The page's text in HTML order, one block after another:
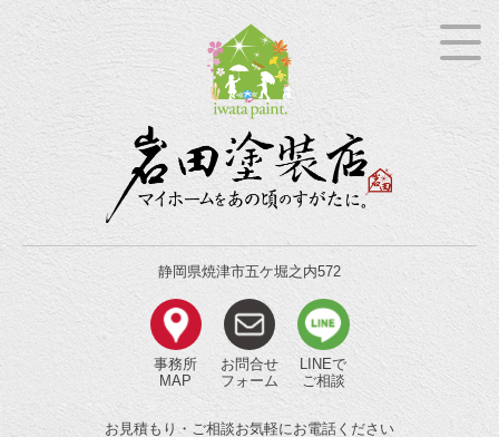
静岡県焼津市五ケ堀之内572
事務所
MAP
お問合せ
フォーム
LINEで
ご相談
お見積もり・ご相談お気軽にお電話ください